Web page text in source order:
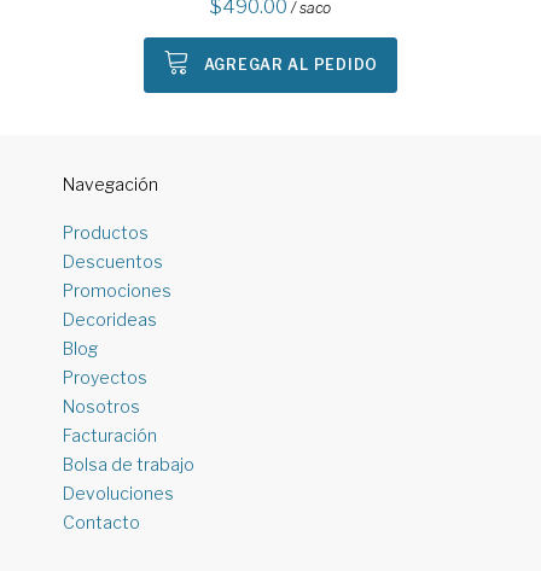
490.00 / saco
AGREGAR AL PEDIDO
Navegación
Productos
Descuentos
Promociones
Decorideas
Blog
Proyectos
Nosotros
Facturación
Bolsa de trabajo
Devoluciones
Contacto